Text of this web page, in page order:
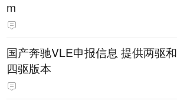
m
国产奔驰VLE申报信息 提供两驱和
四驱版本